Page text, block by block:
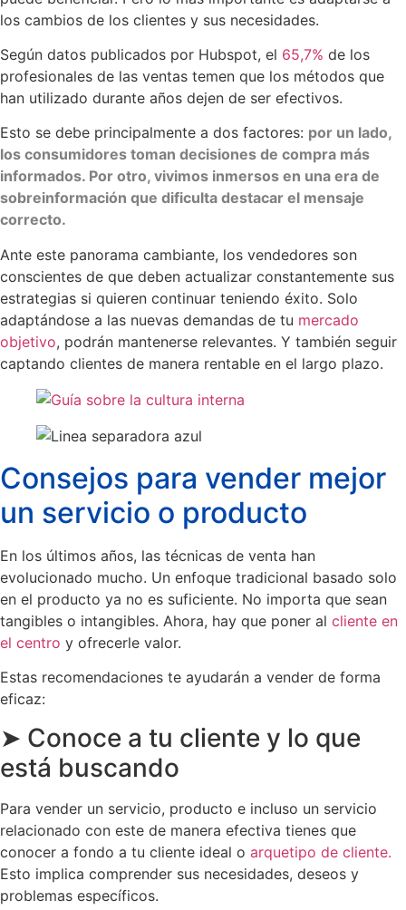
los cambios de los clientes y sus necesidades.
Según datos publicados por Hubspot, el 65,7% de los
profesionales de las ventas temen que los métodos que
han utilizado durante años dejen de ser efectivos.
Esto se debe principalmente a dos factores: por un lado,
los consumidores toman decisiones de compra más
informados. Por otro, vivimos inmersos en una era de
sobreinformación que dificulta destacar el mensaje
correcto.
Ante este panorama cambiante, los vendedores son
conscientes de que deben actualizar constantemente sus
estrategias si quieren continuar teniendo éxito. Solo
adaptándose a las nuevas demandas de tu mercado
objetivo, podrán mantenerse relevantes. Y también seguir
captando clientes de manera rentable en el largo plazo.
Consejos para vender mejor
un servicio o producto
En los últimos años, las técnicas de venta han
evolucionado mucho. Un enfoque tradicional basado solo
en el producto ya no es suficiente. No importa que sean
tangibles o intangibles. Ahora, hay que poner al cliente en
el centro y ofrecerle valor.
Estas recomendaciones te ayudarán a vender de forma
eficaz:
➤ Conoce a tu cliente y lo que
está buscando
Para vender un servicio, producto e incluso un servicio
relacionado con este de manera efectiva tienes que
conocer a fondo a tu cliente ideal o arquetipo de cliente.
Esto implica comprender sus necesidades, deseos y
problemas específicos.